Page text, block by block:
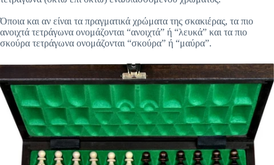
Όποια και αν είναι τα πραγματικά χρώματα της σκακιέρας, τα πιο
ανοιχτά τετράγωνα ονομάζονται “ανοιχτά” ή “λευκά” και τα πιο
σκούρα τετράγωνα ονομάζονται “σκούρα” ή “μαύρα”.